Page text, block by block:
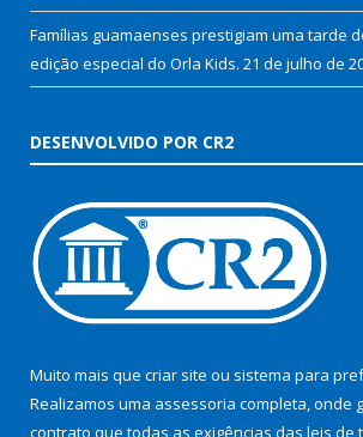
Famílias guamaenses prestigiam uma tarde
edição especial do Orla Kids. 21 de julho de
DESENVOLVIDO POR CR2
Muito mais que criar site ou sistema para
Realizamos uma assessoria completa, onde
contrato que todas as exigências das leis de